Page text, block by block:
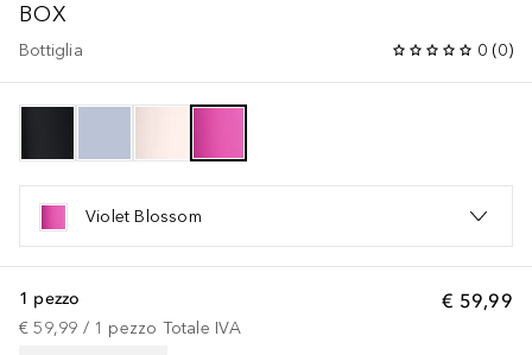
BOX
Bottiglia 0 (0)
Violet Blossom
€ 59,99
1 pezzo
€ 59,99 / 1 pezzo Totale IVA